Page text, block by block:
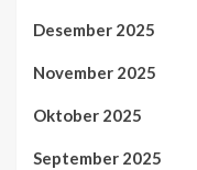
Desember 2025
November 2025
Oktober 2025
September 2025